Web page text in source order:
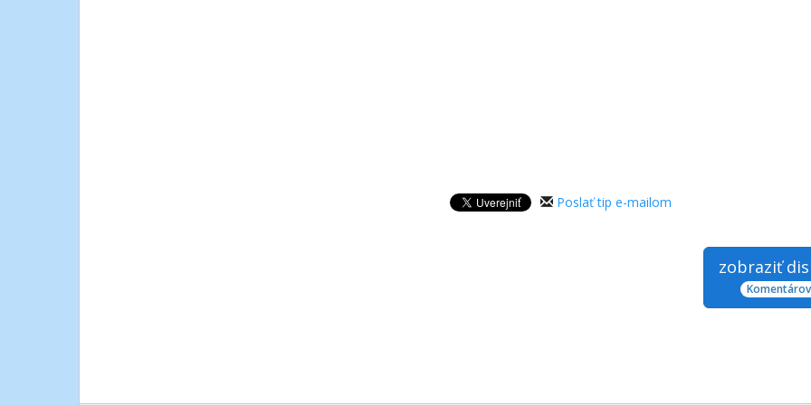
Poslať tip e-mailom
zobraziť